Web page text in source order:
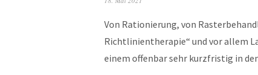
Von Rationierung, von
Richtlinientherapie“ und vor allem
einem offenbar sehr kurzfristig in